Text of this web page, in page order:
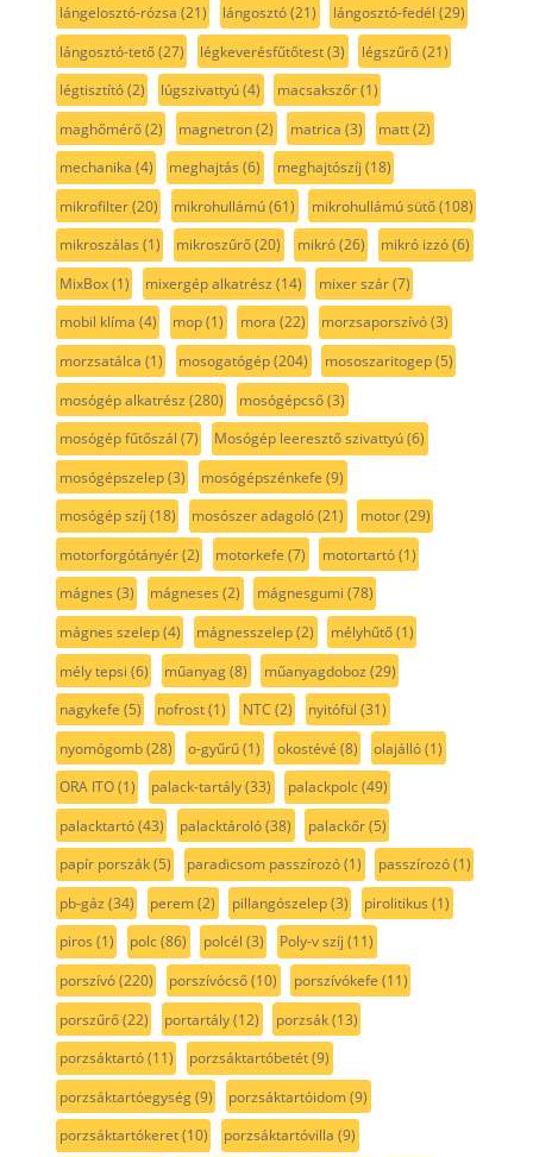
lángelosztó-rózsa (21) lángosztó(21) lángosztó-fedél (29)
lángosztó-tető(27) légkeverésfűtőtest(3) légszűrő(21)
légtisztító(2) lúgszivattyú(4) macsakszőr(1)
maghőmérő(2) magnetron(2) matrica (3) matt(2)
mechanika (4) meghajtás (6) meghajtószíj (18)
mikrofilter(20) mikrohullámú(61) mikrohullámú sütő(108)
mikroszálas (1) mikroszűrő(20) mikró(26) mikró izzó(6)
MixBox(1) mixergép alkatrész (14) mixer szár(7)
mobil klíma (4) mop(1) mora (22) morzsaporszívó(3)
morzsatálca (1) mosogatógép(204) mososzaritogep(5)
mosógép alkatrész (280) mosógépcső(3)
mosógép fűtőszál (7) Mosógép leeresztő szivattyú(6)
mosógépszelep(3) mosógépszénkefe (9)
mosógép szíj (18) mosószer adagoló(21) motor(29)
motorforgótányér(2) motorkefe (7) motortartó(1)
mágnes (3) mágneses (2) mágnesgumi (78)
mágnes szelep(4) mágnesszelep(2) mélyhűtő(1)
mély tepsi (6) műanyag(8) műanyagdoboz (29)
nagykefe (5) nofrost(1) NTC (2) nyitófül (31)
nyomógomb(28) o-gyűrű(1) okostévé (8) olajálló(1)
ORA ITO(1) palack-tartály(33) palackpolc(49)
palacktartó(43) palacktároló(38) palackőr(5)
papír porszák(5) paradicsom passzírozó(1) passzírozó(1)
pb-gáz (34) perem(2) pillangószelep(3) pirolitikus (1)
piros (1) polc(86) polcél (3) Poly-v szíj (11)
porszívó(220) porszívócső(10) porszívókefe (11)
porszűrő(22) portartály(12) porzsák(13)
porzsáktartó(11) porzsáktartóbetét(9)
porzsáktartóegység(9) porzsáktartóidom(9)
porzsáktartókeret(10) porzsáktartóvilla (9)